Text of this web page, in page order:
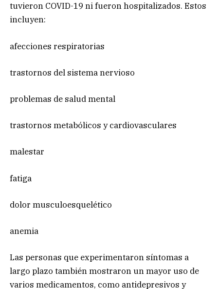
tuvieron COVID-19 ni fueron hospitalizados. Estos
incluyen:
afecciones respiratorias
trastornos del sistema nervioso
problemas de salud mental
trastornos metabólicos y cardiovasculares
malestar
fatiga
dolor musculoesquelético
anemia
Las personas que experimentaron síntomas a
largo plazo también mostraron un mayor uso de
varios medicamentos, como antidepresivos y